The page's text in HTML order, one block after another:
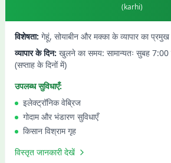
(karhi)
विशेषता: गेहूं, सोयाबीन और मक्का के व्यापार का
व्यापार के दिन: खुलने का समय: सामान्यतः सुबह
(सप्ताह के दिनों में)
उपलब्ध सुविधाएँ:
इलेक्ट्रॉनिक वेब्रिज
गोदाम और भंडारण सुविधाएँ
किसान विश्राम गृह
विस्तृत जानकारी देखें